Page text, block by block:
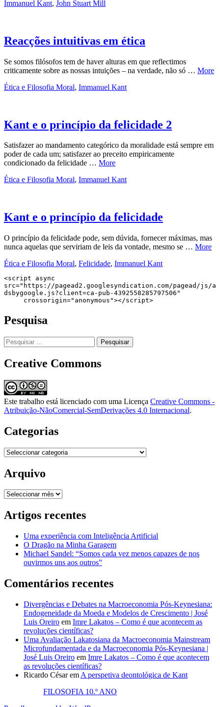
Immanuel Kant, John Stuart Mill
Reacções intuitivas em ética
Se somos filósofos tem de haver alturas em que reflectimos
criticamente sobre as nossas intuições – na verdade, não só … More
Ética e Filosofia Moral, Immanuel Kant
Kant e o princípio da felicidade 2
Satisfazer ao mandamento categórico da moralidade está sempre em
poder de cada um; satisfazer ao preceito empiricamente
condicionado da felicidade … More
Ética e Filosofia Moral, Immanuel Kant
Kant e o princípio da felicidade
O princípio da felicidade pode, sem dúvida, fornecer máximas, mas
nunca aquelas que serviriam de leis da vontade, mesmo se … More
Ética e Filosofia Moral, Felicidade, Immanuel Kant
<script async
src="https://pagead2.googlesyndication.com/pagead/js/a
dsbygoogle.js?client=ca-pub-4392558285797506"
     crossorigin="anonymous"></script>
Pesquisa
Pesquisar
por:
Creative Commons
Este trabalho está licenciado com uma Licença Creative Commons -
Atribuição-NãoComercial-SemDerivações 4.0 Internacional.
Categorias
Categorias
Arquivo
Arquivo
Artigos recentes
Uma experiência com Inteligência Artificial
O Dragão na Minha Garagem
Michael Sandel: “Somos cada vez menos capazes de nos
ouvirmos uns aos outros”
Comentários recentes
Divergências e Debates na Macroeconomia Pós-Keynesiana:
Endogeneidade da Moeda e Modelos de Crescimento | José
Luis Oreiro em Imre Lakatos – Como é que acontecem as
revoluções científicas?
Uma Avaliação Lakatosiana da Macroeconomia Mainstream
Microfundamentada e da Macroeconomia Pós-Keynesiana |
José Luis Oreiro em Imre Lakatos – Como é que acontecem
as revoluções científicas?
Ricardo Césarem A perspetiva deontológica de Kant
FILOSOFIA 10.º ANO